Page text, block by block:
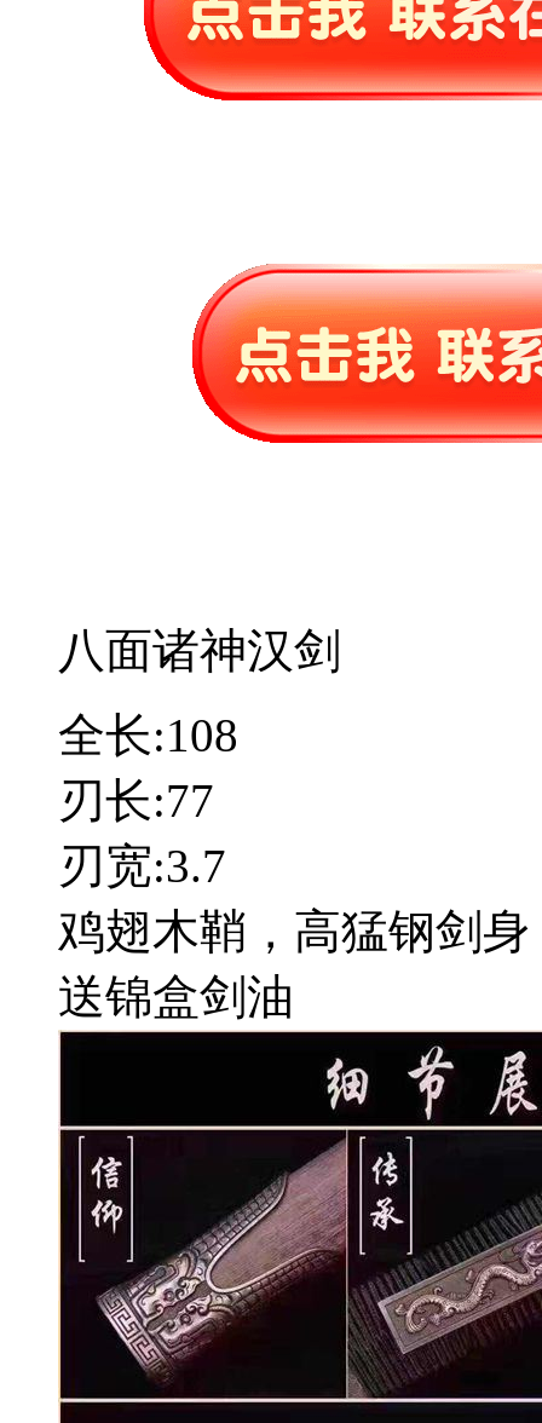
八面诸神汉剑
全长:108
刃长:77
刃宽:3.7
鸡翅木鞘，高猛钢剑
送锦盒剑油